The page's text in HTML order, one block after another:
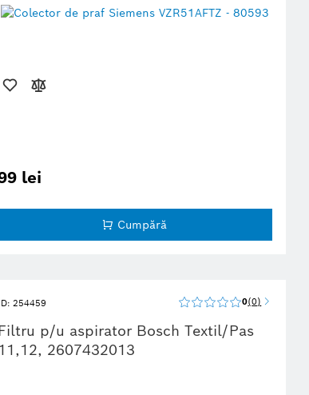
lei
Cumpără
254459 0 0
p/u aspirator Bosch Textil/Pas
11,12, 2607432013